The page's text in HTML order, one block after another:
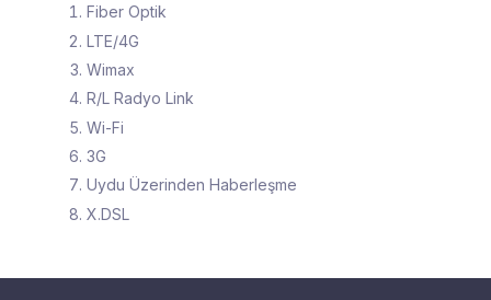
Fiber Optik
LTE/4G
Wimax
R/L Radyo Link
Wi-Fi
3G
Uydu Üzerinden Haberleşme
X.DSL